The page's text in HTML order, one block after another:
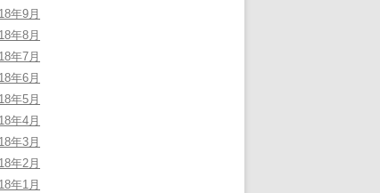
年9月
年8月
年7月
年6月
年5月
年4月
年3月
年2月
年1月